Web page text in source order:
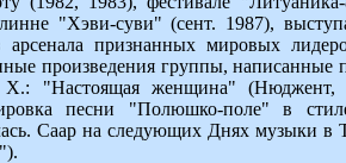
"Хэви-суви" (сент. 1987),
признанных мировых
произведения группы, написанные
"Настоящая женщина" (Нюджент,
песни "Полюшко-поле" в
Саар на следующих Днях музыки в